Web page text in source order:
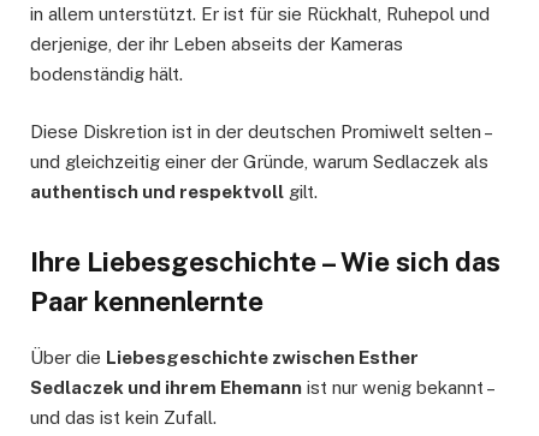
in allem unterstützt. Er ist für sie Rückhalt, Ruhepol und
derjenige, der ihr Leben abseits der Kameras
bodenständig hält.
Diese Diskretion ist in der deutschen Promiwelt selten –
und gleichzeitig einer der Gründe, warum Sedlaczek als
authentisch und respektvoll gilt.
Ihre Liebesgeschichte – Wie sich das
Paar kennenlernte
Über die Liebesgeschichte zwischen Esther
Sedlaczek und ihrem Ehemann ist nur wenig bekannt –
und das ist kein Zufall.